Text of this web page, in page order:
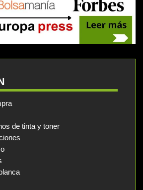
de tinta y toner